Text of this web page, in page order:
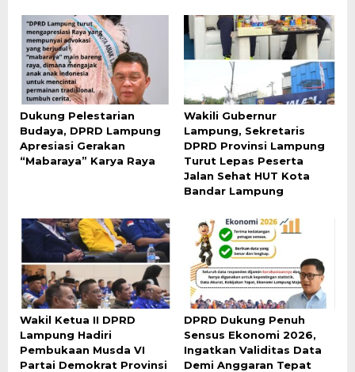
Dukung Pelestarian
Budaya, DPRD Lampung
Apresiasi Gerakan
“Mabaraya” Karya Raya
Wakili Gubernur
Lampung, Sekretaris
DPRD Provinsi Lampung
Turut Lepas Peserta
Jalan Sehat HUT Kota
Bandar Lampung
Wakil Ketua II DPRD
Lampung Hadiri
Pembukaan Musda VI
Partai Demokrat Provinsi
DPRD Dukung Penuh
Sensus Ekonomi 2026,
Ingatkan Validitas Data
Demi Anggaran Tepat